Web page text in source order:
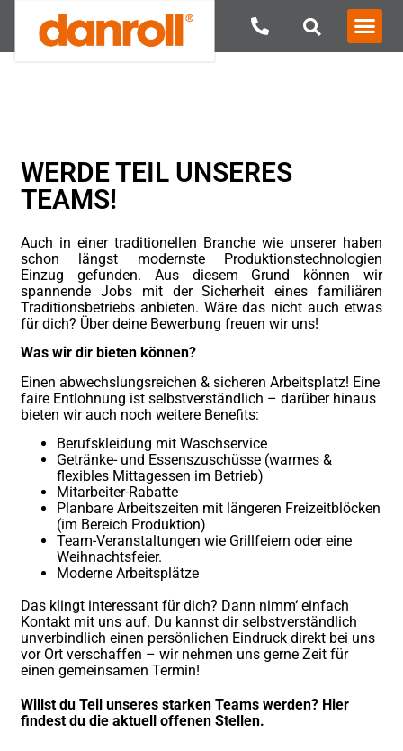
WERDE TEIL UNSERES
TEAMS!
Auch in einer traditionellen Branche wie unserer haben
schon längst modernste Produktionstechnologien
Einzug gefunden. Aus diesem Grund können wir
spannende Jobs mit der Sicherheit eines familiären
Traditionsbetriebs anbieten. Wäre das nicht auch etwas
für dich? Über deine Bewerbung freuen wir uns!
Was wir dir bieten können?
Einen abwechslungsreichen & sicheren Arbeitsplatz! Eine
faire Entlohnung ist selbstverständlich – darüber hinaus
bieten wir auch noch weitere Benefits:
Berufskleidung mit Waschservice
Getränke- und Essenszuschüsse (warmes &
flexibles Mittagessen im Betrieb)
Mitarbeiter-Rabatte
Planbare Arbeitszeiten mit längeren Freizeitblöcken
(im Bereich Produktion)
Team-Veranstaltungen wie Grillfeiern oder eine
Weihnachtsfeier.
Moderne Arbeitsplätze
Das klingt interessant für dich? Dann nimm‘ einfach
Kontakt mit uns auf. Du kannst dir selbstverständlich
unverbindlich einen persönlichen Eindruck direkt bei uns
vor Ort verschaffen – wir nehmen uns gerne Zeit für
einen gemeinsamen Termin!
Willst du Teil unseres starken Teams werden? Hier
findest du die aktuell offenen Stellen.